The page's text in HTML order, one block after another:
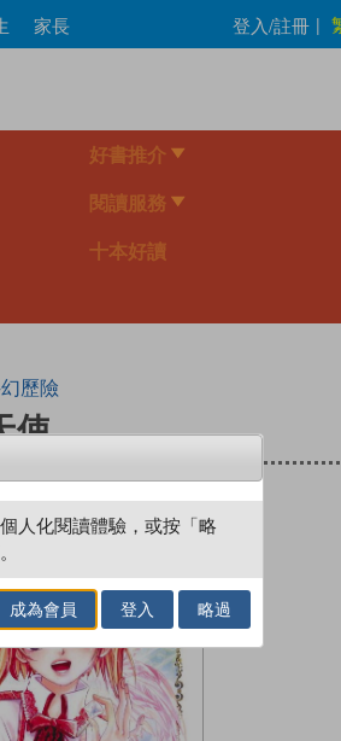
家長 登入/註冊 |
好書推介
閱讀服務
十本好讀
歷險
使
人化閱讀體驗，或按「略
成為會員 登入 略過